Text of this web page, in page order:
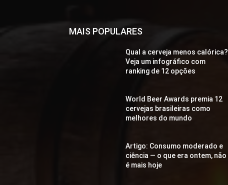
MAIS POPULARES
Qual a cerveja menos calórica?
Veja um infográfico com
ranking de 12 opções
World Beer Awards premia 12
cervejas brasileiras como
melhores do mundo
Artigo: Consumo moderado e
ciência — o que era ontem, não
é mais hoje